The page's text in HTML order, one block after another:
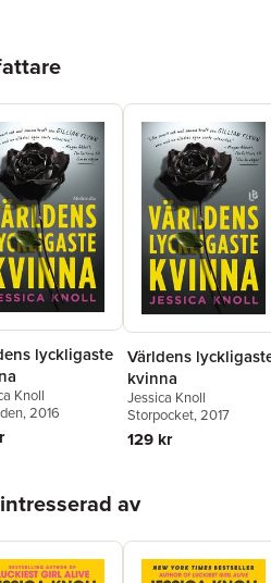
lyckligaste
Knoll
, 2016
Världens
kvinna
Jessica Knoll
Storpocket, 2017
129 kr
av